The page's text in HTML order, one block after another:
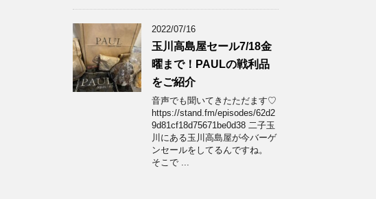
2022/07/16
玉川高島屋セール7/18金
曜まで！PAULの戦利品
をご紹介
音声でも聞いてきたただます♡
https://stand.fm/episodes/62d2
9d81cf18d75671be0d38 二子玉
川にある玉川高島屋が今バーゲ
ンセールをしてるんですね。
そこで ...